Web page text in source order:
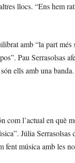
llocs. “Ens hem
amb “la part més
Pau Serrasolsas
ells amb una banda.
l’actual en què
Júlia Serrasolsas
fent música amb les